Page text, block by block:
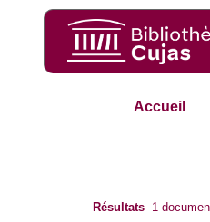
Accueil
Résultats 1